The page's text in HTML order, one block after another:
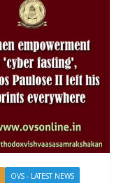
OVS - LATEST NEWS